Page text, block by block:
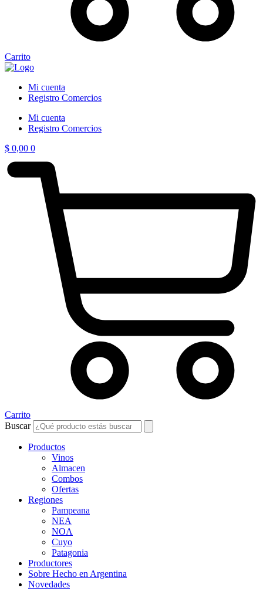
Carrito
Mi cuenta
Registro Comercios
Mi cuenta
Registro Comercios
$ 0,00 0
Carrito
Buscar
Productos
Vinos
Almacen
Combos
Ofertas
Regiones
Pampeana
NEA
NOA
Cuyo
Patagonia
Productores
Sobre Hecho en Argentina
Novedades